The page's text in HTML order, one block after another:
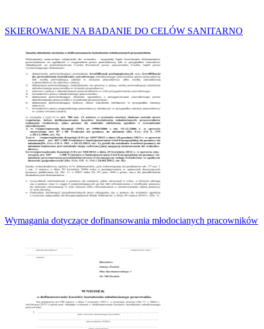
SKIEROWANIE NA BADANIE DO CELÓW SANITARNO
Wymagania dotyczące dofinansowania młodocianych pracowników